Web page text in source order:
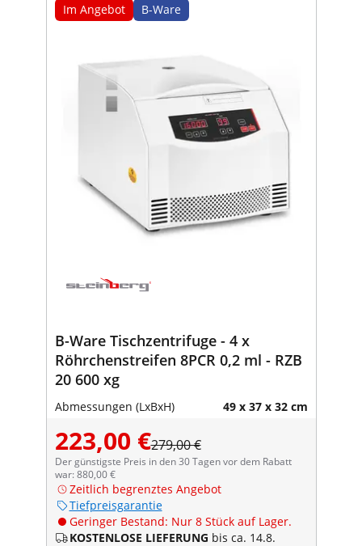
Im Angebot B-Ware
B-Ware Tischzentrifuge - 4 x
Röhrchenstreifen 8PCR 0,2 ml - RZB
20 600 xg
Abmessungen (LxBxH) 49 x 37 x 32 cm
223,00 €279,00 €
Der günstigste Preis in den 30 Tagen vor dem Rabatt
war: 880,00 €
Zeitlich begrenztes Angebot
Tiefpreisgarantie
Geringer Bestand: Nur 8 Stück auf Lager.
KOSTENLOSE LIEFERUNG bis ca. 14.8.